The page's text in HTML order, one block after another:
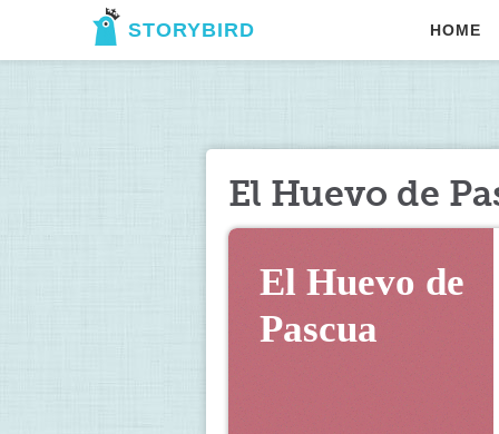
STORYBIRD HOME
El Huevo de
El Huevo de
Pascua